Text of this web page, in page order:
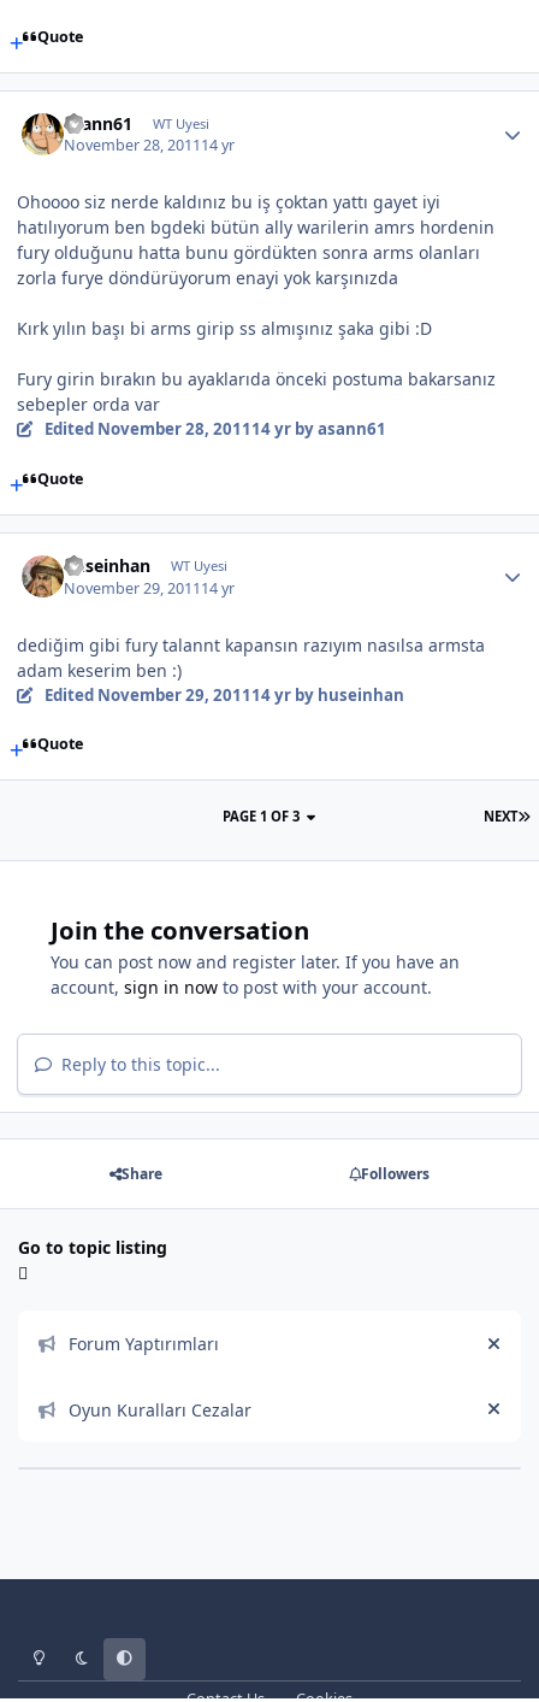
Quote
asann61 WT Uyesi
November 28, 201114 yr
Ohoooo siz nerde kaldınız bu iş çoktan yattı gayet iyi
hatılıyorum ben bgdeki bütün ally warilerin amrs hordenin
fury olduğunu hatta bunu gördükten sonra arms olanları
zorla furye döndürüyorum enayi yok karşınızda
Kırk yılın başı bi arms girip ss almışınız şaka gibi :D
Fury girin bırakın bu ayaklarıda önceki postuma bakarsanız
sebepler orda var
Edited November 28, 201114 yrby asann61
Quote
huseinhan WT Uyesi
November 29, 201114 yr
dediğim gibi fury talannt kapansın razıyım nasılsa armsta
adam keserim ben :)
Edited November 29, 201114 yrby huseinhan
Quote
NEXT
PAGE 1 OF 3
Join the conversation
You can post now and register later. If you have an
account, sign in now to post with your account.
Reply to this topic...
Share Followers
Go to topic listing
Forum Yaptırımları
Hide
Oyun Kuralları Cezalar Hide
Light ModeDark ModeSystem Preference